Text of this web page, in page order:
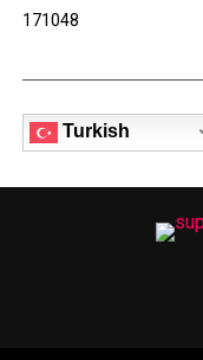
171048
Turkish